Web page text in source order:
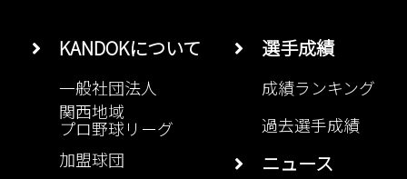
KANDOKについて
一般社団法人
関西地域
プロ野球リーグ
加盟球団
選手成績
成績ランキング
過去選手成績
ニュース